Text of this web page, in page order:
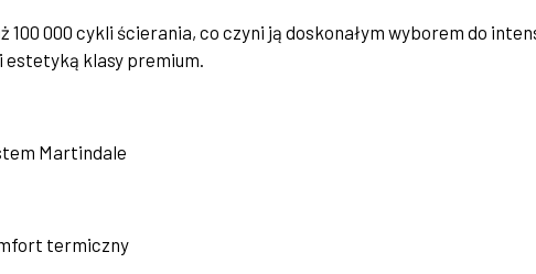
000 cykli ścierania, co czyni ją doskonałym wyborem do
estetyką klasy premium.
Martindale
termiczny